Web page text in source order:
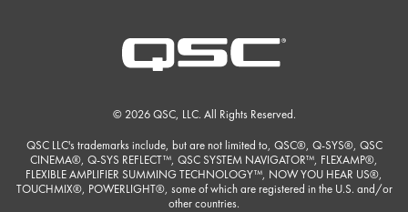
© 2026 QSC, LLC. All Rights Reserved.
QSC LLC's trademarks include, but are not limited to, QSC®, Q-SYS®, QSC
CINEMA®, Q-SYS REFLECT™, QSC SYSTEM NAVIGATOR™, FLEXAMP®,
FLEXIBLE AMPLIFIER SUMMING TECHNOLOGY™, NOW YOU HEAR US®,
TOUCHMIX®, POWERLIGHT®, some of which are registered in the U.S. and/or
other countries.